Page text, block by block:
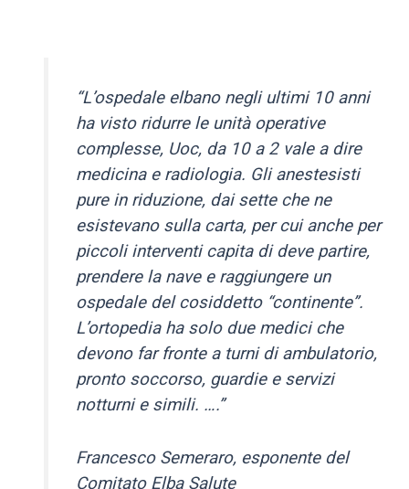
“L’ospedale elbano negli ultimi 10 anni
ha visto ridurre le unità operative
complesse, Uoc, da 10 a 2 vale a dire
medicina e radiologia. Gli anestesisti
pure in riduzione, dai sette che ne
esistevano sulla carta, per cui anche per
piccoli interventi capita di deve partire,
prendere la nave e raggiungere un
ospedale del cosiddetto “continente”.
L’ortopedia ha solo due medici che
devono far fronte a turni di ambulatorio,
pronto soccorso, guardie e servizi
notturni e simili. ….”
Francesco Semeraro, esponente del
Comitato Elba Salute